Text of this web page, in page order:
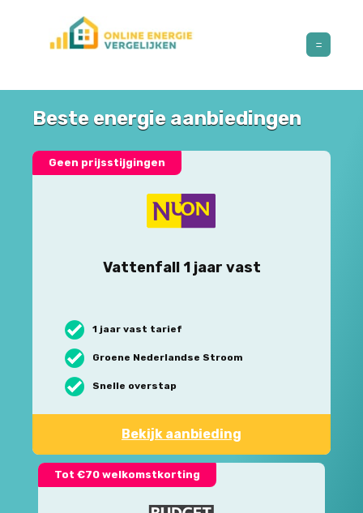
Beste energie aanbiedingen
Geen prijsstijgingen
Vattenfall 1 jaar vast
1 jaar vast tarief
Groene Nederlandse Stroom
Snelle overstap
Bekijk aanbieding
Tot €70 welkomstkorting